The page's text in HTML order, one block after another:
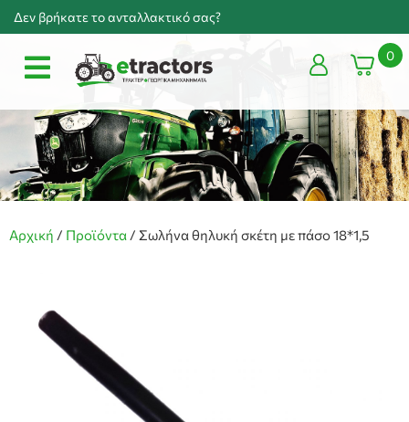
Δεν βρήκατε το ανταλλακτικό σας?
0
Αρχική / Προϊόντα / Σωλήνα θηλυκή σκέτη με πάσο 18*1,5